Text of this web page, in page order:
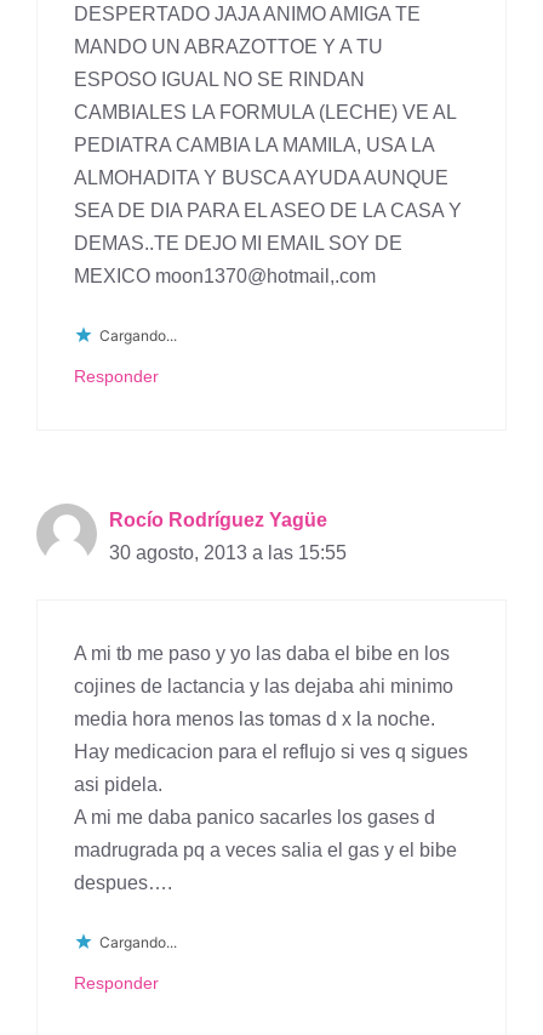
DESPERTADO JAJA ANIMO AMIGA TE
MANDO UN ABRAZOTTOE Y A TU
ESPOSO IGUAL NO SE RINDAN
CAMBIALES LA FORMULA (LECHE) VE AL
PEDIATRA CAMBIA LA MAMILA, USA LA
ALMOHADITA Y BUSCA AYUDA AUNQUE
SEA DE DIA PARA EL ASEO DE LA CASA Y
DEMAS..TE DEJO MI EMAIL SOY DE
MEXICO moon1370@hotmail,.com
Cargando...
Responder
Rocío Rodríguez Yagüe
30 agosto, 2013 a las 15:55
A mi tb me paso y yo las daba el bibe en los
cojines de lactancia y las dejaba ahi minimo
media hora menos las tomas d x la noche.
Hay medicacion para el reflujo si ves q sigues
asi pidela.
A mi me daba panico sacarles los gases d
madrugrada pq a veces salia el gas y el bibe
despues….
Cargando...
Responder